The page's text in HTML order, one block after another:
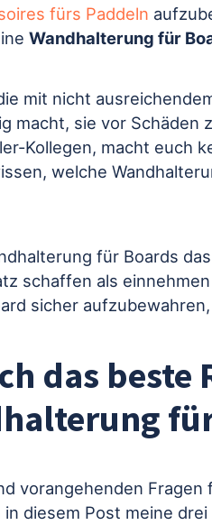
fürs Paddeln
Wandhalterung für
mit nicht
macht, sie vor Schäden
Kollegen, macht euch
welche
für Boards
schaffen als
sicher
das beste
vorangehenden
diesem Post meine